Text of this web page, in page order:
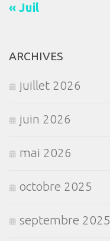
« Juil
ARCHIVES
juillet 2026
juin 2026
mai 2026
octobre 2025
septembre 2025